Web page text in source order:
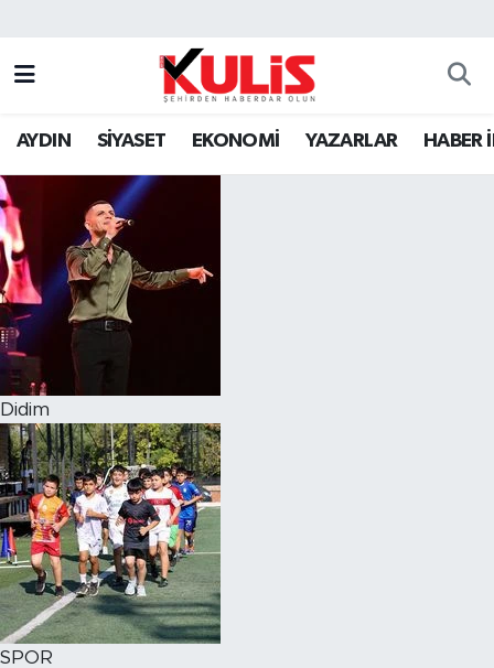
AYDIN SİYASET EKONOMİ YAZARLAR HABER
Didim
SPOR